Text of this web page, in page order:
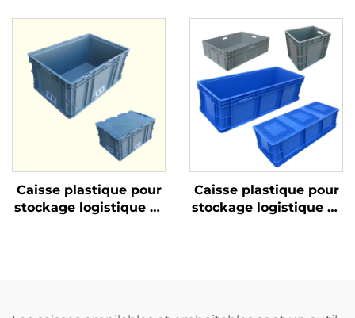
pour une logistique et
un stockage efficaces.
pour une logistique et
un stockage efficaces.
Caisse plastique pour
stockage logistique et
Caisse plastique pour
stockage logistique et